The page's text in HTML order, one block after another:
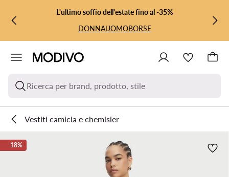
VAI AL CONTENUTO PRINCIPALE
VAI ALLA RICERCAL'ultimo soffio dell'estate fino al -35%
DONNAUOMOBORSE
Ricerca per brand, prodotto, stile
Vestiti camicia e chemisier
-18%